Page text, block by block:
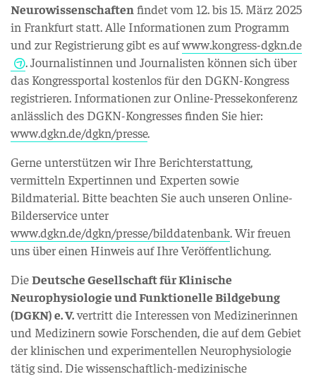
Neurowissenschaften findet vom 12. bis 15. März 2025
in Frankfurt statt. Alle Informationen zum Programm
und zur Registrierung gibt es aufwww.kongress-dgkn.de
. Journalistinnen und Journalisten können sich über
das Kongressportal kostenlos für den DGKN-Kongress
registrieren. Informationen zur Online-Pressekonferenz
anlässlich des DGKN-Kongresses finden Sie hier:
www.dgkn.de/dgkn/presse.
Gerne unterstützen wir Ihre Berichterstattung,
vermitteln Expertinnen und Experten sowie
Bildmaterial. Bitte beachten Sie auch unseren Online-
Bilderservice unter
www.dgkn.de/dgkn/presse/bilddatenbank. Wir freuen
uns über einen Hinweis auf Ihre Veröffentlichung.
DieDeutsche Gesellschaft für Klinische
Neurophysiologie und Funktionelle Bildgebung
(DGKN) e. V.vertritt die Interessen von Medizinerinnen
und Medizinern sowie Forschenden, die auf dem Gebiet
der klinischen und experimentellen Neurophysiologie
tätig sind. Die wissenschaftlich-medizinische